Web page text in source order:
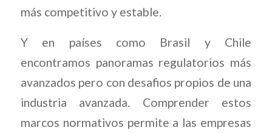
más competitivo y estable.
Y en países como Brasil y Chile
encontramos panoramas regulatorios más
avanzados pero con desafios propios de una
industria avanzada. Comprender estos
marcos normativos permite a las empresas